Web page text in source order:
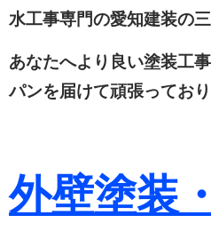
水工事専門の愛知建装の三
あなたへより良い塗装工
パンを届けて頑張っており
外壁塗装